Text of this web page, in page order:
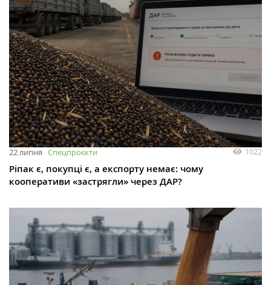
22 липня Спецпроєкти 1022
Ріпак є, покупці є, а експорту немає: чому
кооперативи «застрягли» через ДАР?